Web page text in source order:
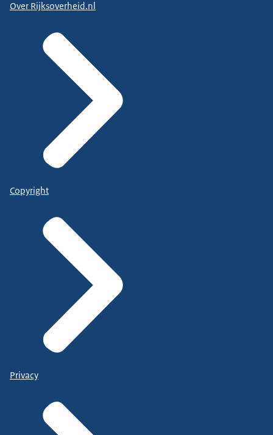
Over Rijksoverheid.nl
Copyright
Privacy